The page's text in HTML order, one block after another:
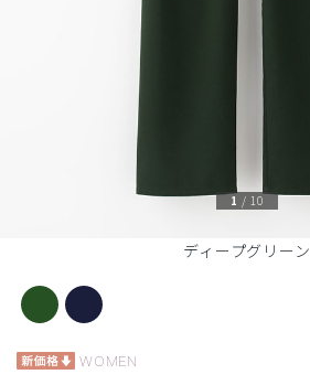
ディープグリーン
1 / 10
WOMEN